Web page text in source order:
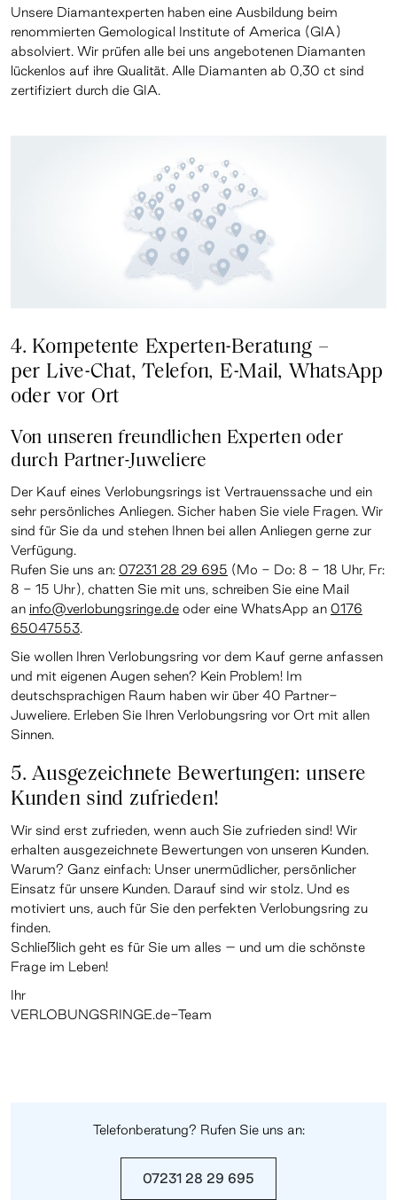
Unsere Diamantexperten haben eine Ausbildung beim
renommierten Gemological Institute of America (GIA)
absolviert. Wir prüfen alle bei uns angebotenen Diamanten
lückenlos auf ihre Qualität. Alle Diamanten ab 0,30 ct sind
zertifiziert durch die GIA.
4. Kompetente Experten-Beratung –
per Live-Chat, Telefon, E-Mail, WhatsApp
oder vor Ort
Von unseren freundlichen Experten oder
durch Partner-Juweliere
Der Kauf eines Verlobungsrings ist Vertrauenssache und ein
sehr persönliches Anliegen. Sicher haben Sie viele Fragen. Wir
sind für Sie da und stehen Ihnen bei allen Anliegen gerne zur
Verfügung.
Rufen Sie uns an: 07231 28 29 695 (Mo - Do: 8 - 18 Uhr, Fr:
8 - 15 Uhr), chatten Sie mit uns, schreiben Sie eine Mail
an info@verlobungsringe.de oder eine WhatsApp an 0176
65047553.
Sie wollen Ihren Verlobungsring vor dem Kauf gerne anfassen
und mit eigenen Augen sehen? Kein Problem! Im
deutschsprachigen Raum haben wir über 40 Partner-
Juweliere. Erleben Sie Ihren Verlobungsring vor Ort mit allen
Sinnen.
5. Ausgezeichnete Bewertungen: unsere
Kunden sind zufrieden!
Wir sind erst zufrieden, wenn auch Sie zufrieden sind! Wir
erhalten ausgezeichnete Bewertungen von unseren Kunden.
Warum? Ganz einfach: Unser unermüdlicher, persönlicher
Einsatz für unsere Kunden. Darauf sind wir stolz. Und es
motiviert uns, auch für Sie den perfekten Verlobungsring zu
finden.
Schließlich geht es für Sie um alles – und um die schönste
Frage im Leben!
Ihr
VERLOBUNGSRINGE.de-Team
Telefonberatung? Rufen Sie uns an:
07231 28 29 695